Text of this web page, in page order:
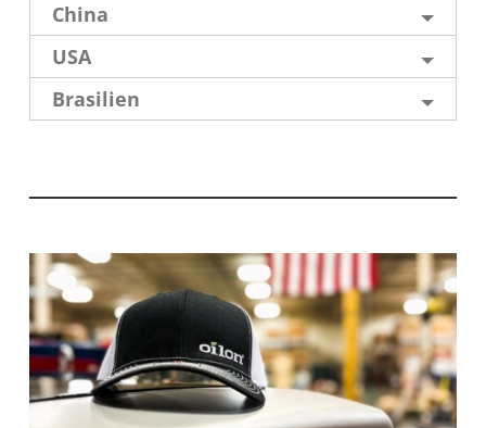
China
USA
Bra­si­lien